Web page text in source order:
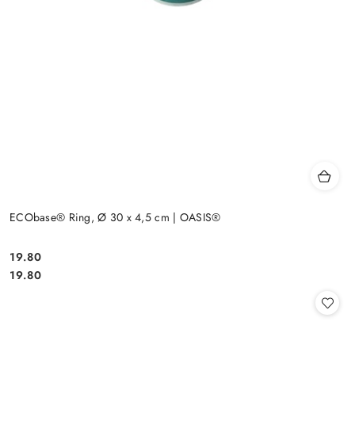
ECObase® Ring, Ø 30 x 4,5 cm | OASIS®
Cena:
19.80
Cena:
19.80